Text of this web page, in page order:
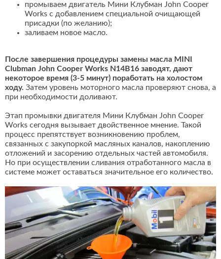
промываем двигатель Мини Клубман John Cooper
Works с добавлением специальной очищающей
присадки (по желанию);
заливаем новое масло.
После завершения процедуры замены масла MINI
Clubman John Cooper Works N14B16 заводят, дают
некоторое время (3-5 минут) поработать на холостом
ходу. Затем уровень моторного масла проверяют снова, а
при необходимости доливают.
Этап промывки двигателя Мини Клубман John Cooper
Works сегодня вызывает двойственное мнение. Такой
процесс препятствует возникновению проблем,
связанных с закупоркой масляных каналов, накоплению
отложений и засорению отдельных частей автомобиля.
Но при осуществлении сливания отработанного масла в
системе может оставаться значительное его количество.